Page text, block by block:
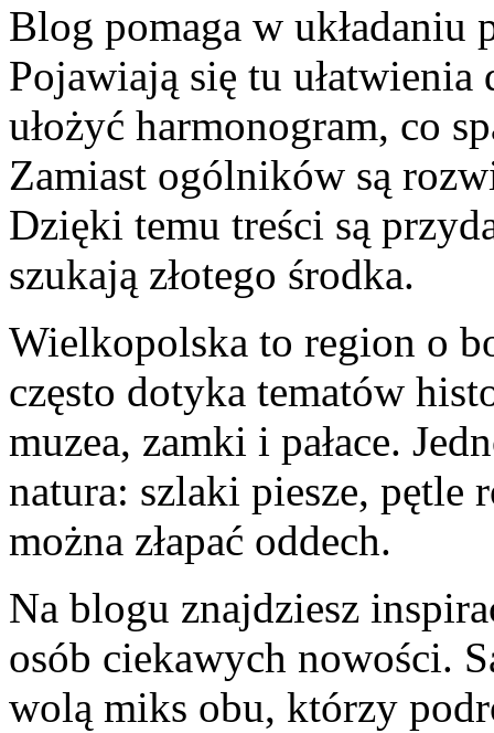
Blog pomaga w układaniu
Pojawiają się tu
ułożyć harmonogram, co
Zamiast ogólników są
Dzięki temu treści są
szukają złotego środka.
Wielkopolska to region o
często dotyka tematów
muzea, zamki i pałace.
natura: szlaki piesze, pętle
można złapać oddech.
Na blogu znajdziesz
osób ciekawych nowości.
wolą miks obu, którzy